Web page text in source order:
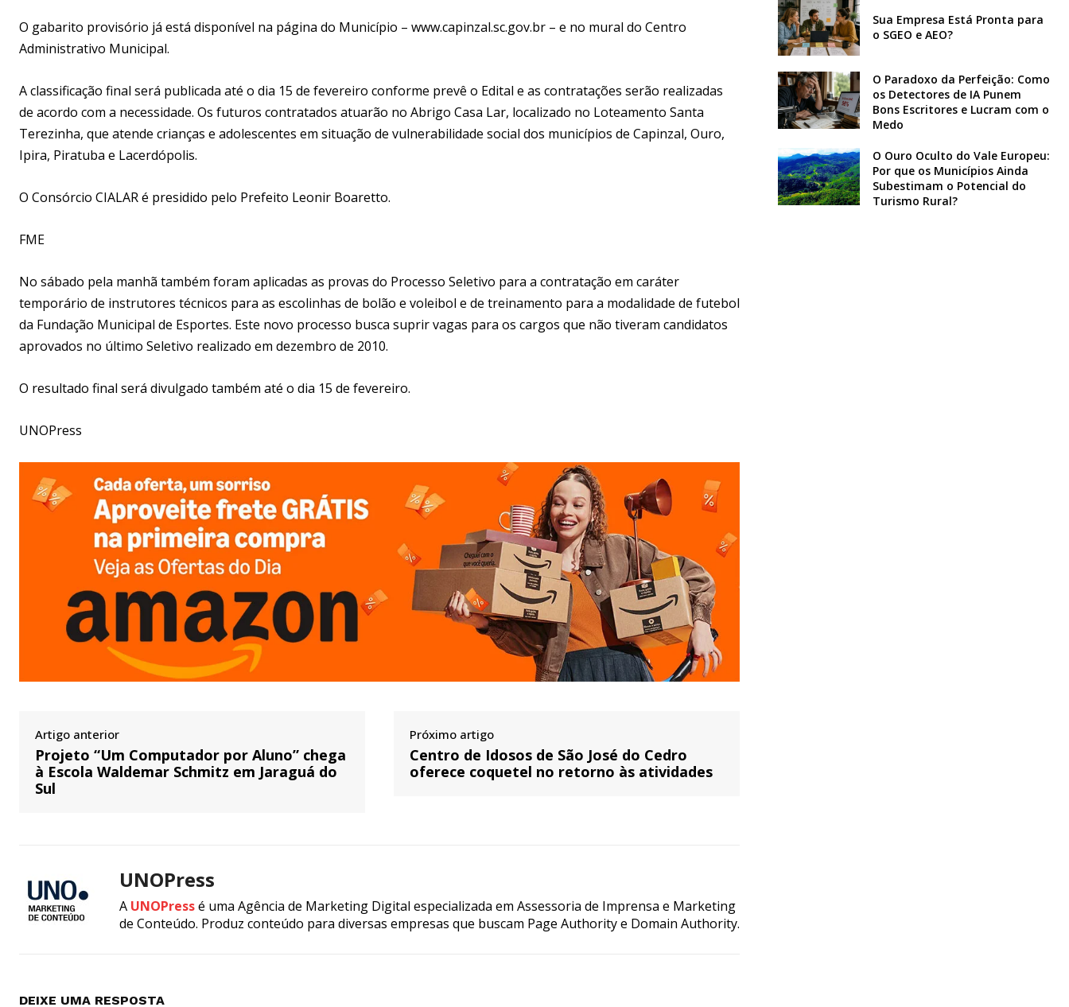
O gabarito provisório já está disponível na página do Município – www.capinzal.sc.gov.br – e no mural do Centro
Administrativo Municipal.
A classificação final será publicada até o dia 15 de fevereiro conforme prevê o Edital e as contratações serão realizadas
de acordo com a necessidade. Os futuros contratados atuarão no Abrigo Casa Lar, localizado no Loteamento Santa
Terezinha, que atende crianças e adolescentes em situação de vulnerabilidade social dos municípios de Capinzal, Ouro,
Ipira, Piratuba e Lacerdópolis.
O Consórcio CIALAR é presidido pelo Prefeito Leonir Boaretto.
FME
No sábado pela manhã também foram aplicadas as provas do Processo Seletivo para a contratação em caráter
temporário de instrutores técnicos para as escolinhas de bolão e voleibol e de treinamento para a modalidade de futebol
da Fundação Municipal de Esportes. Este novo processo busca suprir vagas para os cargos que não tiveram candidatos
aprovados no último Seletivo realizado em dezembro de 2010.
O resultado final será divulgado também até o dia 15 de fevereiro.
UNOPress
Artigo anterior
Projeto “Um Computador por Aluno” chega
à Escola Waldemar Schmitz em Jaraguá do
Sul
Próximo artigo
Centro de Idosos de São José do Cedro
oferece coquetel no retorno às atividades
UNOPress
A UNOPressé uma Agência de Marketing Digital especializada em Assessoria de Imprensa e Marketing
de Conteúdo. Produz conteúdo para diversas empresas que buscam Page Authority e Domain Authority.
DEIXE UMA RESPOSTA
Sua Empresa Está Pronta para
o SGEO e AEO?
O Paradoxo da Perfeição: Como
os Detectores de IA Punem
Bons Escritores e Lucram com o
Medo
O Ouro Oculto do Vale Europeu:
Por que os Municípios Ainda
Subestimam o Potencial do
Turismo Rural?